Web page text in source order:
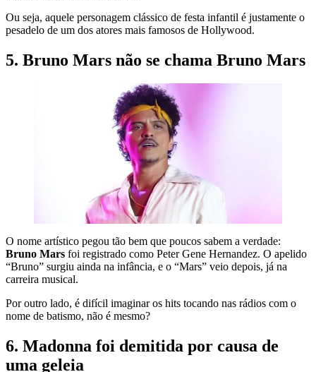
Ou seja, aquele personagem clássico de festa infantil é justamente o
pesadelo de um dos atores mais famosos de Hollywood.
5. Bruno Mars não se chama Bruno Mars
O nome artístico pegou tão bem que poucos sabem a verdade:
Bruno Mars foi registrado como Peter Gene Hernandez. O apelido
“Bruno” surgiu ainda na infância, e o “Mars” veio depois, já na
carreira musical.
Por outro lado, é difícil imaginar os hits tocando nas rádios com o
nome de batismo, não é mesmo?
6. Madonna foi demitida por causa de
uma geleia